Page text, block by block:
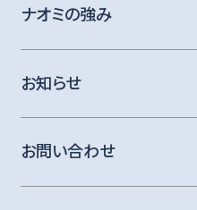
ナオミの強み
お知らせ
お問い合わせ